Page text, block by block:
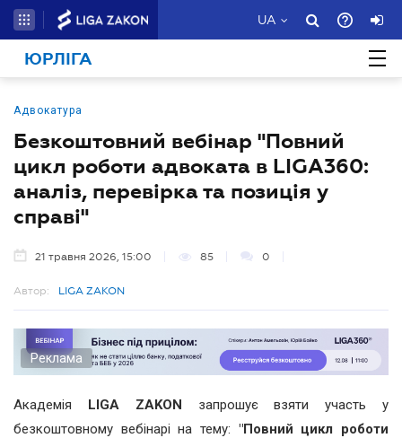
UA
ЮРЛІГА
Адвокатура
Безкоштовний вебінар "Повний
цикл роботи адвоката в LIGA360:
аналіз, перевірка та позиція у
справі"
21 травня 2026, 15:00 85 0
Автор: LIGA ZAKON
Реклама
Академія LIGA ZAKON запрошує взяти участь у
безкоштовному вебінарі на тему: "Повний цикл роботи